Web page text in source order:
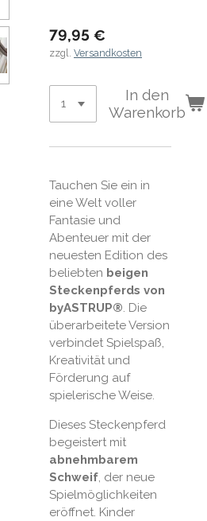
79,95 €
zzgl. Versandkosten
In den
Warenkorb
Tauchen Sie ein in
eine Welt voller
Fantasie und
Abenteuer mit der
neuesten Edition des
beliebten beigen
Steckenpferds von
byASTRUP®. Die
überarbeitete Version
verbindet Spielspaß,
Kreativität und
Förderung auf
spielerische Weise.
Dieses Steckenpferd
begeistert mit
abnehmbarem
Schweif, der neue
Spielmöglichkeiten
eröffnet. Kinder